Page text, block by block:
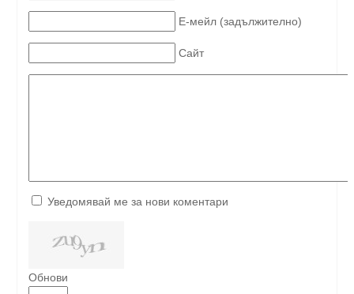
Е-мейл (задължително)
Сайт
Уведомявай ме за нови коментари
Обнови